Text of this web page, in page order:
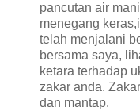
pancutan air
menegang
telah menjalani
bersama saya,
ketara terhadap
zakar anda.
dan mantap.